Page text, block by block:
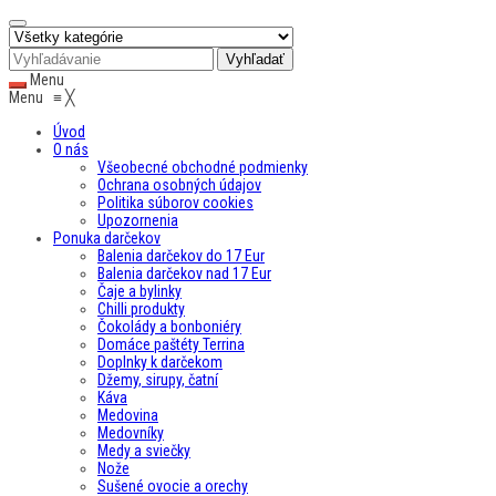
Menu
Menu ≡╳
Úvod
O nás
Všeobecné obchodné podmienky
Ochrana osobných údajov
Politika súborov cookies
Upozornenia
Ponuka darčekov
Balenia darčekov do 17 Eur
Balenia darčekov nad 17 Eur
Čaje a bylinky
Chilli produkty
Čokolády a bonboniéry
Domáce paštéty Terrina
Doplnky k darčekom
Džemy, sirupy, čatní
Káva
Medovina
Medovníky
Medy a sviečky
Nože
Sušené ovocie a orechy